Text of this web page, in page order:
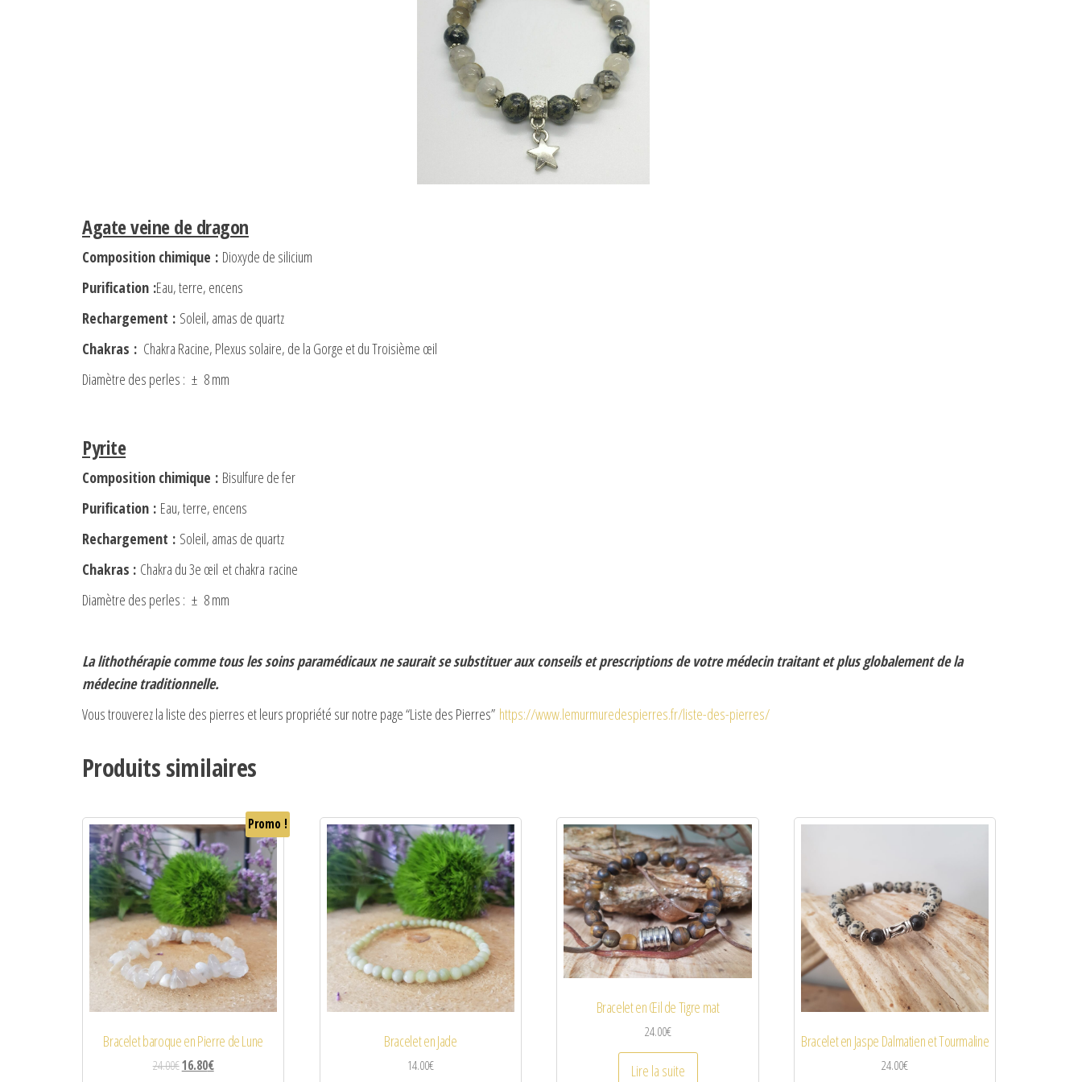
Agate veine de dragon
Composition chimique : Dioxyde de silicium
Purification :Eau, terre, encens
Rechargement : Soleil, amas de quartz
Chakras : Chakra Racine, Plexus solaire, de la Gorge et du Troisième œil
Diamètre des perles : ± 8 mm
Pyrite
Composition chimique : Bisulfure de fer
Purification : Eau, terre, encens
Rechargement : Soleil, amas de quartz
Chakras : Chakra du 3e œil et chakra racine
Diamètre des perles : ± 8 mm
La lithothérapie comme tous les soins paramédicaux ne saurait se substituer aux conseils et prescriptions de votre médecin traitant et plus globalement de la
médecine traditionnelle.
Vous trouverez la liste des pierres et leurs propriété sur notre page “Liste des Pierres” https://www.lemurmuredespierres.fr/liste-des-pierres/
Produits similaires
Promo !
Bracelet baroque en Pierre de Lune
24.00€16.80€
Bracelet en Jade
14.00€
Bracelet en Œil de Tigre mat
24.00€
Lire la suite
Bracelet en Jaspe Dalmatien et Tourmaline
24.00€